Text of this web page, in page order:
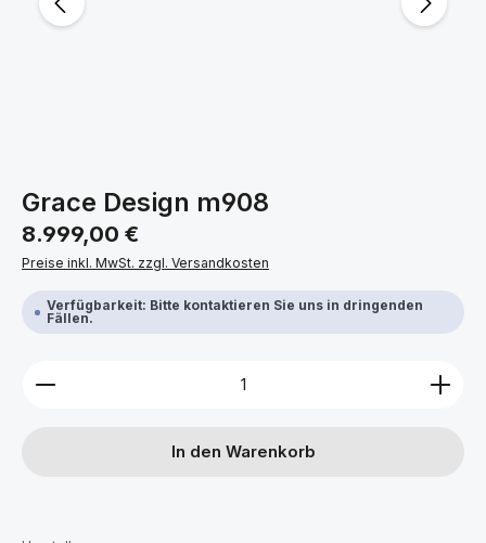
Grace Design m908
Regulärer Preis:
8.999,00 €
Preise inkl. MwSt. zzgl. Versandkosten
Verfügbarkeit: Bitte kontaktieren Sie uns in dringenden
Fällen.
Produkt Anzahl: Gib den gewünschten Wert ein
In den Warenkorb